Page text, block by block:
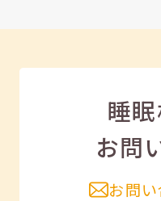
睡
お問
お問